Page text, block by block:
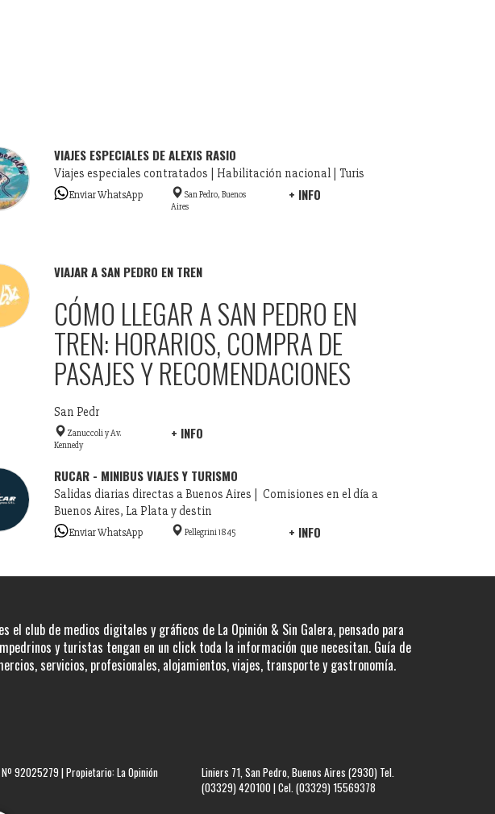
VIAJES ESPECIALES DE ALEXIS RASIO
Viajes especiales contratados | Habilitación nacional | Turis
Enviar WhatsApp
San Pedro, Buenos
Aires
+ INFO
VIAJAR A SAN PEDRO EN TREN
CÓMO LLEGAR A SAN PEDRO EN
TREN: HORARIOS, COMPRA DE
PASAJES Y RECOMENDACIONES
San Pedr
Zanuccoli y Av.
Kennedy
+ INFO
RUCAR - MINIBUS VIAJES Y TURISMO
Salidas diarias directas a Buenos Aires | Comisiones en el día a
Buenos Aires, La Plata y destin
Enviar WhatsApp Pellegrini 1845 + INFO
el club de medios digitales y gráficos de La Opinión & Sin Galera, pensado para
y turistas tengan en un click toda la información que necesitan. Guía de
servicios, profesionales, alojamientos, viajes, transporte y gastronomía.
92025279 | Propietario: La Opinión
Liniers 71, San Pedro, Buenos Aires (2930) Tel.
(03329) 420100 | Cel. (03329) 15569378